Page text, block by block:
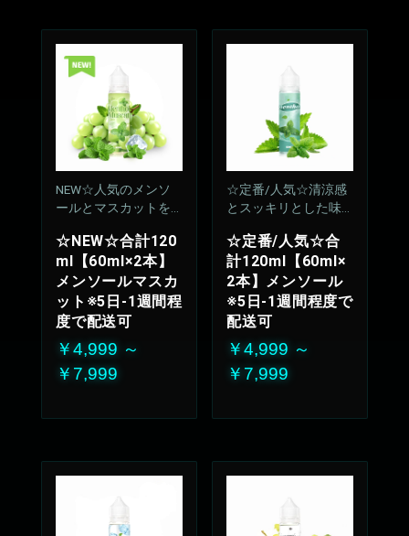
NEW☆人気のメンソ
ールとマスカットをM
☆NEW☆合計120
ml【60ml×2本】
メンソールマスカ
ット※5日-1週間程
度で配送可
￥4,999 ～
￥7,999
☆定番/人気☆清涼感
とスッキリとした味
来ない安定のリフレ
ッシュ感
50%VG：50%PG
☆定番/人気☆合
計120ml【60ml×
2本】メンソール
※5日-1週間程度で
配送可
￥4,999 ～
￥7,999